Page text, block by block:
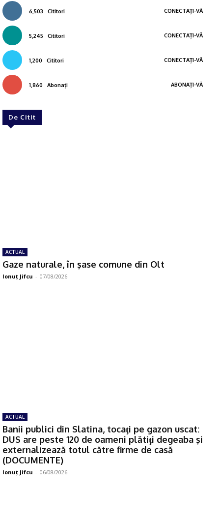
6,503 Cititori CONECTAȚI-VĂ
5,245 Cititori CONECTAȚI-VĂ
1,200 Cititori CONECTAȚI-VĂ
1,860 Abonați ABONAȚI-VĂ
De Citit
ACTUAL
Gaze naturale, în şase comune din Olt
Ionuţ Jifcu - 07/08/2026
ACTUAL
Banii publici din Slatina, tocaţi pe gazon uscat:
DUS are peste 120 de oameni plătiţi degeaba şi
externalizează totul către firme de casă
(DOCUMENTE)
Ionuţ Jifcu - 06/08/2026